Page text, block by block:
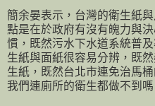
簡余晏表示，台灣的衛生紙
點是在於政府有沒有魄力與
慣，既然污水下水道系統普
生紙與面紙很容易分辨，既
生紙，既然台北市連免治馬
我們連廁所的衛生都做不到嗎